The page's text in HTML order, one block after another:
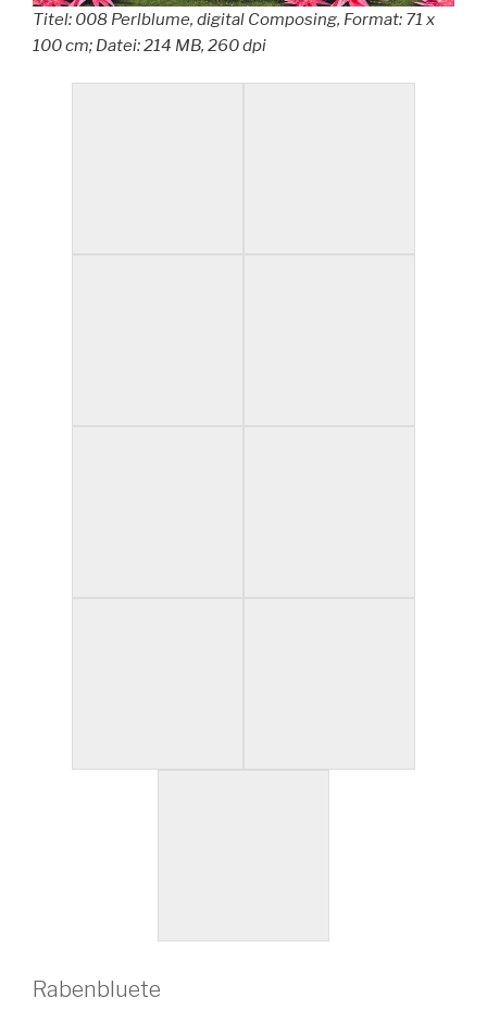
Titel: 008 Perlblume, digital Composing, Format: 71 x
100 cm; Datei: 214 MB, 260 dpi
Rabenbluete